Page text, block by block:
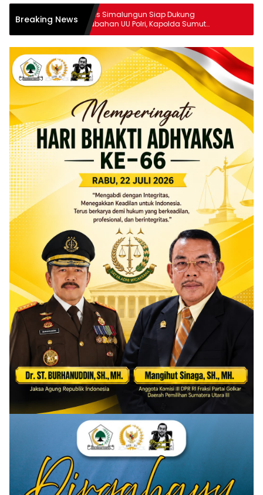
Breaking News
Polres Simalungun Siap Dukung
Perubahan UU Polri, Kapolda Sumut
Tegaskan Jadi Fondasi Penguatan
Personel